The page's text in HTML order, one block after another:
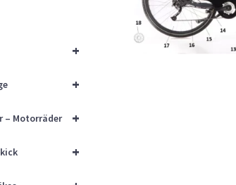
+
+
+
– Motorräder
+